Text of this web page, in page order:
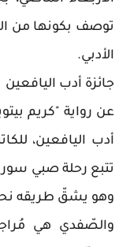
توصف بكونها من
الأدبي.
جائزة أدب اليافعين
أدب اليافعين،
تتبع رحلة صبي
وهو يشقّ طريقه
والصّفدي هي